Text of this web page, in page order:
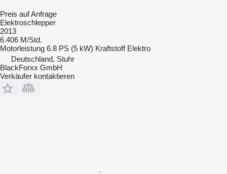
Preis auf Anfrage
Elektroschlepper
2013
6.406 M/Std.
Motorleistung 6.8 PS (5 kW) Kraftstoff Elektro
Deutschland, Stuhr
BlackForxx GmbH
Verkäufer kontaktieren